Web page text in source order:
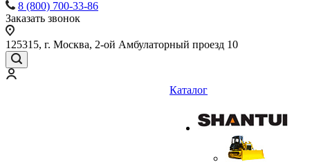
8 (800) 700-33-86
Заказать звонок
125315, г. Москва, 2-ой Амбулаторный проезд 10
Каталог